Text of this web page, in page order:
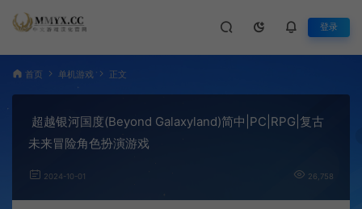
登录
首页 单机游戏 正文
超越银河国度(Beyond Galaxyland)简中|PC|RPG|复古
未来冒险角色扮演游戏
2024-10-01 26,758